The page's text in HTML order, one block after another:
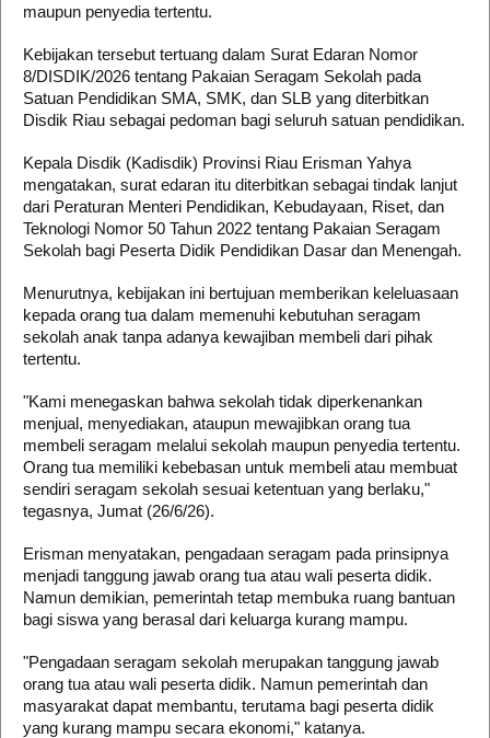
maupun penyedia tertentu.
Kebijakan tersebut tertuang dalam Surat Edaran Nomor
8/DISDIK/2026 tentang Pakaian Seragam Sekolah pada
Satuan Pendidikan SMA, SMK, dan SLB yang diterbitkan
Disdik Riau sebagai pedoman bagi seluruh satuan pendidikan.
Kepala Disdik (Kadisdik) Provinsi Riau Erisman Yahya
mengatakan, surat edaran itu diterbitkan sebagai tindak lanjut
dari Peraturan Menteri Pendidikan, Kebudayaan, Riset, dan
Teknologi Nomor 50 Tahun 2022 tentang Pakaian Seragam
Sekolah bagi Peserta Didik Pendidikan Dasar dan Menengah.
Menurutnya, kebijakan ini bertujuan memberikan keleluasaan
kepada orang tua dalam memenuhi kebutuhan seragam
sekolah anak tanpa adanya kewajiban membeli dari pihak
tertentu.
"Kami menegaskan bahwa sekolah tidak diperkenankan
menjual, menyediakan, ataupun mewajibkan orang tua
membeli seragam melalui sekolah maupun penyedia tertentu.
Orang tua memiliki kebebasan untuk membeli atau membuat
sendiri seragam sekolah sesuai ketentuan yang berlaku,"
tegasnya, Jumat (26/6/26).
Erisman menyatakan, pengadaan seragam pada prinsipnya
menjadi tanggung jawab orang tua atau wali peserta didik.
Namun demikian, pemerintah tetap membuka ruang bantuan
bagi siswa yang berasal dari keluarga kurang mampu.
"Pengadaan seragam sekolah merupakan tanggung jawab
orang tua atau wali peserta didik. Namun pemerintah dan
masyarakat dapat membantu, terutama bagi peserta didik
yang kurang mampu secara ekonomi," katanya.